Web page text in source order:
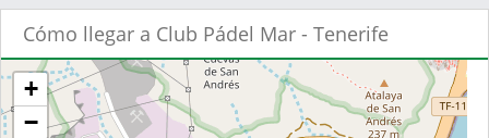
Cómo llegar a Club Pádel Mar - Tenerife
+
−